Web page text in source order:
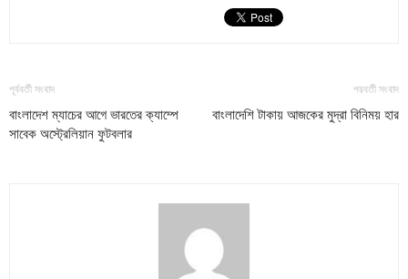
পূর্ববর্তী সংবাদ
বাংলাদেশ ম্যাচের আগে ভারতের ক্যাম্পে
সাবেক অস্ট্রেলিয়ান ফুটবলার
পরবর্তী সংবাদ
বাংলাদেশি টাকায় আজকের মুদ্রা বিনিময় হার